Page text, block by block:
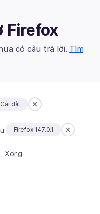
Firefox
có câu trả lời. Tìm
Cài đặt
Firefox 147.0.1
Xong